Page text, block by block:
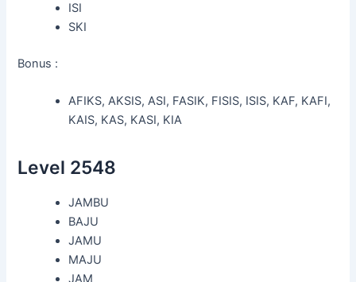
ISI
SKI
Bonus :
AFIKS, AKSIS, ASI, FASIK, FISIS, ISIS, KAF, KAFI,
KAIS, KAS, KASI, KIA
Level 2548
JAMBU
BAJU
JAMU
MAJU
JAM